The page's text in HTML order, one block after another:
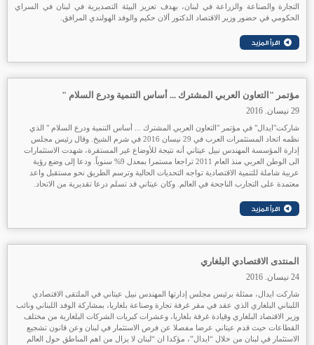
التجارة والصناعة والزراعة في لبنان، بهدف تعزيز البيئة التصديرية في لبنان في السراي
الحكومي في حضور وزير الاقتصاد الدكتور ألان حكيم والوفد الهولندي المرافق.
مؤتمر "التعاون العربي المشترك ... أساس التنمية ودرع السلام "
29 نيسان. 2016
شاركت"ايدال" في مؤتمر "التعاون العربي المشترك ... أساس التنمية ودرع السلام " الذي
نظمه اتحاد المستثمرات العرب في 29 نيسان 2016 في شرم الشيخ. وقال رئيس مجلس
إدارة المؤسسة المهندس نبيل عيتاني أنه نتيجة للأوضاع غير المستقرة، شهدت الاستثمارات
الى الوطن العربي منذ العام 2011 تراجعا مستمرا بمعدل 9% سنوياً. ودعا إلى وضع رؤية
عربية شاملة للتنمية الاقتصادية تواجه التحديات الحالية وترسم الطريق نحو مستقبل واعد
معتمدة على التجارب الناجحة في العالم. وكان عيتاني قد تسلم درعا تقديرية من الاتحاد.
المنتدى الاقتصادي البلغاري
24 نيسان. 2016
شاركت ايدال، ممثلة برئيس مجلس إدارتها المهندس نبيل عيتاني في الملتقى الاقتصادي
اللبناني البلغاري الذي عقد في مقر غرفة تجارة وصناعة بلغاريا، بمشاركة الوفد اللبناني ونائب
وزير الاقتصاد البلغاري وقيادة غرفة بلغاريا، وعشرات كبريات الشركات البلغارية من مختلف
القطاعات حيث قدم عيتاني عرضا مفصلا عن فرص الاستثمار في لبنان وعن قانون تشجيع
الاستثمار في لبنان من خلال “ايدال”، مؤكدا ان “لبنان لا يزال من اهم المناطق حول العالم